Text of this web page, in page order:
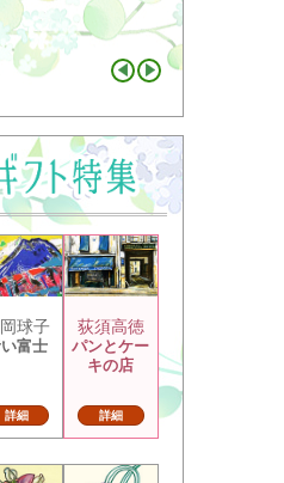
り ...
球子
富士
詳細
荻須高徳
パンとケー
キの店
詳細